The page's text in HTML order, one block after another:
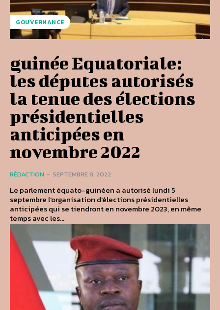
GOUVERNANCE
guinée Equatoriale:
les députes autorisés
la tenue des élections
présidentielles
anticipées en
novembre 2022
RÉDACTION - SEPTEMBRE 8, 2022
Le parlement équato-guinéen a autorisé lundi 5
septembre l'organisation d'élections présidentielles
anticipées qui se tiendront en novembre 2023, en même
temps avec les...